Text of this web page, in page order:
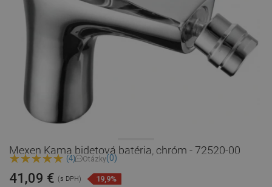
Mexen Kama bidetová batéria, chróm - 72520-00
(4) Otázky(0)
41,09 € (s DPH) 19,9%